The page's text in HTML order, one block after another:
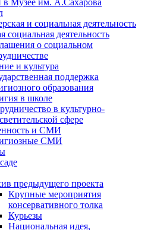
в Музее им. А.Сахарова
и социальная деятельность
социальная деятельность
о социальном
и культура
поддержка
образования
в школе
в культурно-
сфере
и СМИ
СМИ
предыдущего проекта
Крупные мероприятия
консервативного толка
Курьезы
Национальная идея,